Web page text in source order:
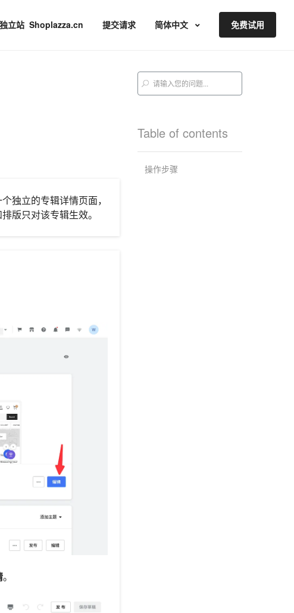
Shoplazza.cn 提交请求 简体中文 免费试用
独立的专辑详情页面，
版只对该专辑生效。
。
Table of contents
操作步骤